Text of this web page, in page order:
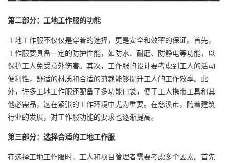
第二部分：工地工作服的功能
工地工作服不仅仅是穿着的选择，更是安全和效率的保证。首先，
工作服要具备一定的防护性能，如防水、耐磨、防静电等功能，以
保护工人免受意外伤害。其次，工作服的设计要考虑到工人的活动
便利性，舒适的材质和合适的剪裁能够提升工人的工作效率。此
外，许多工地工作服还配备了多功能口袋，便于工人携带工具和其
他必需品，这在紧张的工作环境中尤为重要。在慈溪市，随着建筑
行业的发展，对工作服功能的要求也逐渐提高。
第三部分：选择合适的工地工作服
在选择工地工作服时，工人和项目管理者需要考虑多个因素。首先